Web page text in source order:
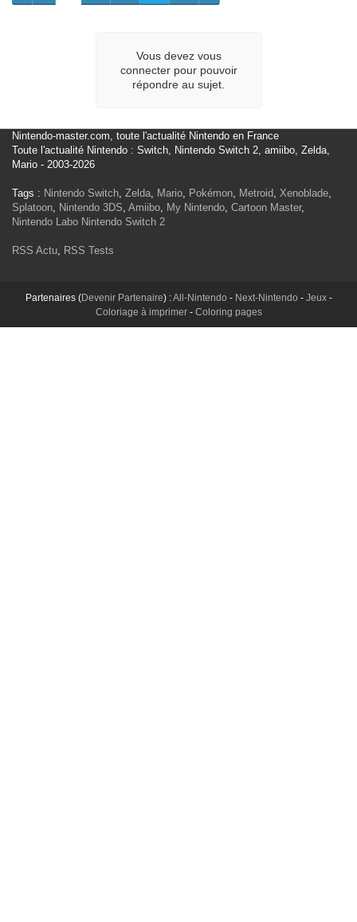
Vous devez vous
connecter pour pouvoir
répondre au sujet.
Nintendo-master.com, toute l'actualité Nintendo en France
Toute l'actualité Nintendo : Switch, Nintendo Switch 2, amiibo, Zelda,
Mario - 2003-2026
Tags : Nintendo Switch, Zelda, Mario, Pokémon, Metroid, Xenoblade,
Splatoon, Nintendo 3DS, Amiibo, My Nintendo, Cartoon Master,
Nintendo Labo Nintendo Switch 2
RSS Actu, RSS Tests
Partenaires (Devenir Partenaire) :All-Nintendo - Next-Nintendo - Jeux-
Coloriage à imprimer- Coloring pages